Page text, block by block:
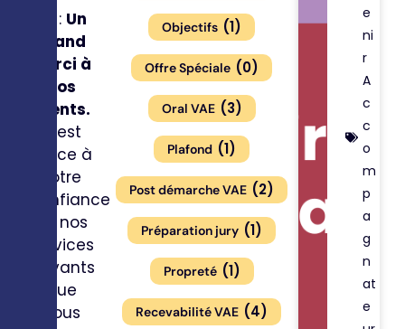
PS : Un
grand
merci à
nos
clients.
C’est
grâce à
votre
confiance
en nos
services
payants
que
nous
Objectifs (1)
Offre Spéciale (0)
Oral VAE (3)
Plafond (1)
Post démarche VAE (2)
Préparation jury (1)
Propreté (1)
Recevabilité VAE (4)
e
ni
r
A
c
c
o
m
p
a
g
n
at
e